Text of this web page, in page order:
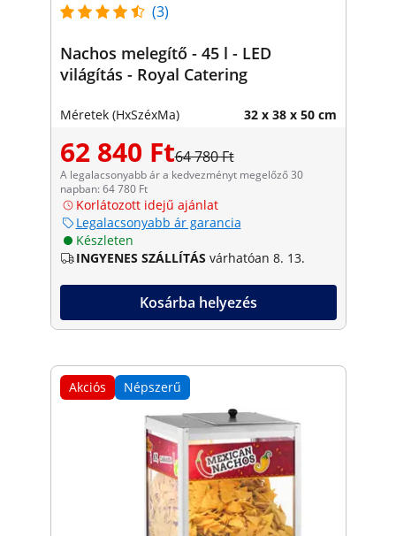
(3)
Nachos melegítő - 45 l - LED
világítás - Royal Catering
Méretek (HxSzéxMa) 32 x 38 x 50 cm
62 840 Ft64 780 Ft
A legalacsonyabb ár a kedvezményt megelőző 30
napban: 64 780 Ft
Korlátozott idejű ajánlat
Legalacsonyabb ár garancia
Készleten
INGYENES SZÁLLÍTÁS várhatóan 8. 13.
Kosárba helyezés
Akciós Népszerű